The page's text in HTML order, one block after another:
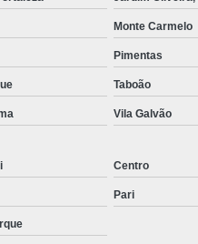
Monte Carmelo
Pimentas
Taboão
Vila Galvão
Centro
Pari